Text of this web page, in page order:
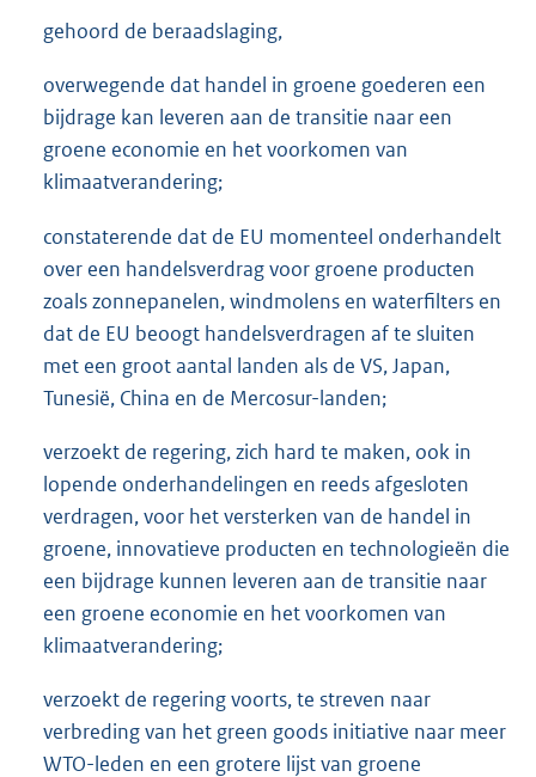
gehoord de beraadslaging,
overwegende dat handel in groene goederen een
bijdrage kan leveren aan de transitie naar een
groene economie en het voorkomen van
klimaatverandering;
constaterende dat de EU momenteel onderhandelt
over een handelsverdrag voor groene producten
zoals zonnepanelen, windmolens en waterfilters en
dat de EU beoogt handelsverdragen af te sluiten
met een groot aantal landen als de VS, Japan,
Tunesië, China en de Mercosur-landen;
verzoekt de regering, zich hard te maken, ook in
lopende onderhandelingen en reeds afgesloten
verdragen, voor het versterken van de handel in
groene, innovatieve producten en technologieën die
een bijdrage kunnen leveren aan de transitie naar
een groene economie en het voorkomen van
klimaatverandering;
verzoekt de regering voorts, te streven naar
verbreding van het green goods initiative naar meer
WTO-leden en een grotere lijst van groene